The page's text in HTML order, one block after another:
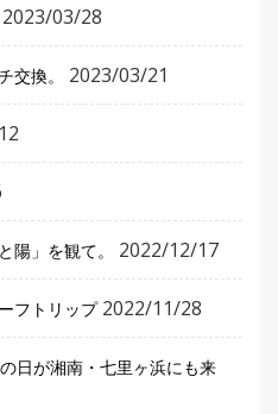
2023/03/28
交換。 2023/03/21
陽」を観て。 2022/12/17
フトリップ 2022/11/28
日が湘南・七里ヶ浜にも来